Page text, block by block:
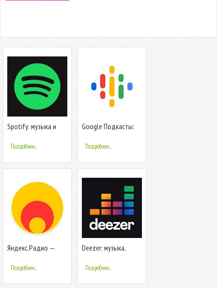
Spotify: музыка и
Подробнее...
Google Подкасты:
популярные
подкасты
Подробнее...
Яндекс.Радио —
Подробнее...
Deezer: музыка,
подкасты
Подробнее...